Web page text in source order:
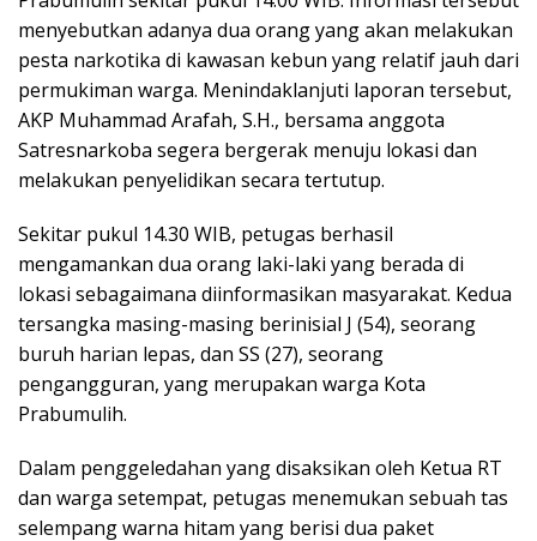
menyebutkan adanya dua orang yang akan melakukan
pesta narkotika di kawasan kebun yang relatif jauh dari
permukiman warga. Menindaklanjuti laporan tersebut,
AKP Muhammad Arafah, S.H., bersama anggota
Satresnarkoba segera bergerak menuju lokasi dan
melakukan penyelidikan secara tertutup.
Sekitar pukul 14.30 WIB, petugas berhasil
mengamankan dua orang laki-laki yang berada di
lokasi sebagaimana diinformasikan masyarakat. Kedua
tersangka masing-masing berinisial J (54), seorang
buruh harian lepas, dan SS (27), seorang
pengangguran, yang merupakan warga Kota
Prabumulih.
Dalam penggeledahan yang disaksikan oleh Ketua RT
dan warga setempat, petugas menemukan sebuah tas
selempang warna hitam yang berisi dua paket